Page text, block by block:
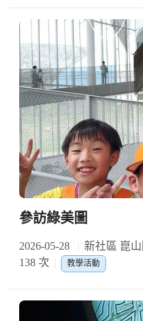
參訪綠美圖
2026-05-28 新社區 崑
138 次
教學活動